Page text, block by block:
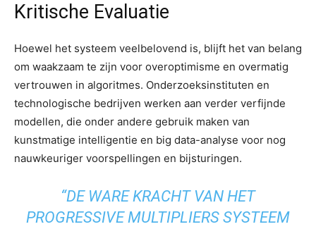
Kritische Evaluatie
Hoewel het systeem veelbelovend is, blijft het van belang
om waakzaam te zijn voor overoptimisme en overmatig
vertrouwen in algoritmes. Onderzoeksinstituten en
technologische bedrijven werken aan verder verfijnde
modellen, die onder andere gebruik maken van
kunstmatige intelligentie en big data-analyse voor nog
nauwkeuriger voorspellingen en bijsturingen.
“DE WARE KRACHT VAN HET
PROGRESSIVE MULTIPLIERS SYSTEEM